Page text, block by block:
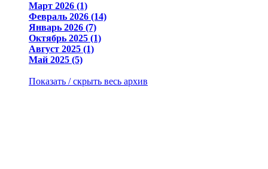
Март 2026 (1)
Февраль 2026 (14)
Январь 2026 (7)
Октябрь 2025 (1)
Август 2025 (1)
Май 2025 (5)
Показать / скрыть весь архив